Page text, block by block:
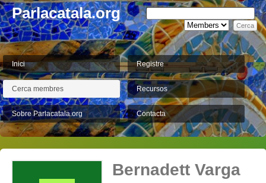
Parlacatala.org
Inici Registre
Cerca membres Recursos
Sobre Parlacatala.org Contacta
Bernadett Varga